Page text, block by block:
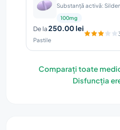
Substanță activă:
100mg
De la250.00 lei
Pastile
Comparați toate
Disfuncția